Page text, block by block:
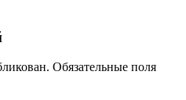
Обязательные поля